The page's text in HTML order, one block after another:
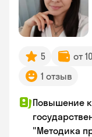
5 от
1 отзыв
Повышение
"Методика